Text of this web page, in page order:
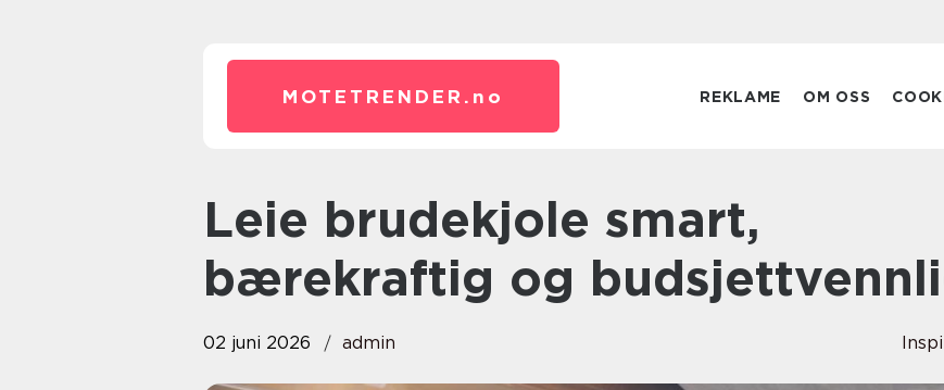
MOTETRENDER. no REKLAME OM OSS
Leie brudekjole smart,
bærekraftig og
02 juni 2026 admin